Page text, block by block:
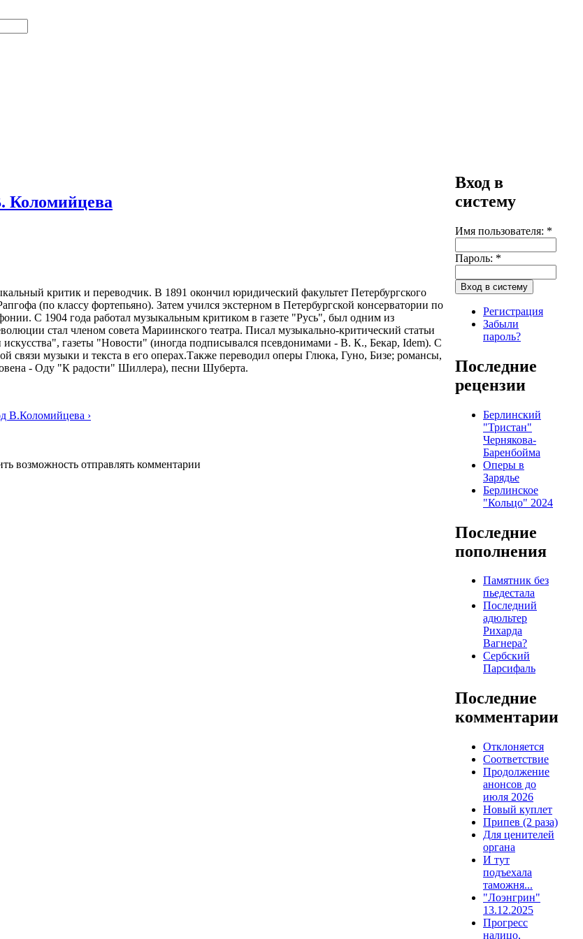
Коломийцева
критик и переводчик. В 1891 окончил юридический факультет Петербургского
(по классу фортепьяно). Затем учился экстерном в Петербургской консерватории по
С 1904 года работал музыкальным критиком в газете "Русь", был одним из
стал членом совета Мариинского театра. Писал музыкально-критический статьи
газеты "Новости" (иногда подписывался псевдонимами - В. К., Бекар, Idem). С
связи музыки и текста в его операх.Также переводил оперы Глюка, Гуно, Бизе; романсы,
- Оду "К радости" Шиллера), песни Шуберта.
В.Коломийцева ›
возможность отправлять комментарии
Вход в
систему
Имя пользователя: *
Пароль: *
Регистрация
Забыли
пароль?
Последние
рецензии
Берлинский
"Тристан"
Чернякова-
Баренбойма
Оперы в
Зарядье
Берлинское
"Кольцо" 2024
Последние
пополнения
Памятник без
пьедестала
Последний
адюльтер
Рихарда
Вагнера?
Сербский
Парсифаль
Последние
комментарии
Отклоняется
Соответствие
Продолжение
анонсов до
июля 2026
Новый куплет
Припев (2 раза)
Для ценителей
органа
И тут
подъехала
таможня...
"Лоэнгрин"
13.12.2025
Прогресс
налицо,